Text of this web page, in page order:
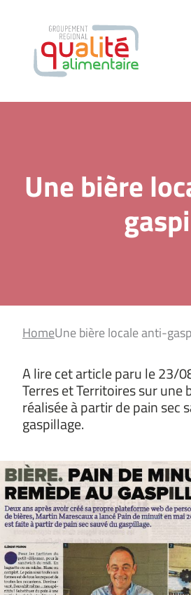
Une bière
gaspi
HomeUne bière locale anti-
A lire cet article paru le 23/
Terres et Territoires sur une
réalisée à partir de pain sec
gaspillage.